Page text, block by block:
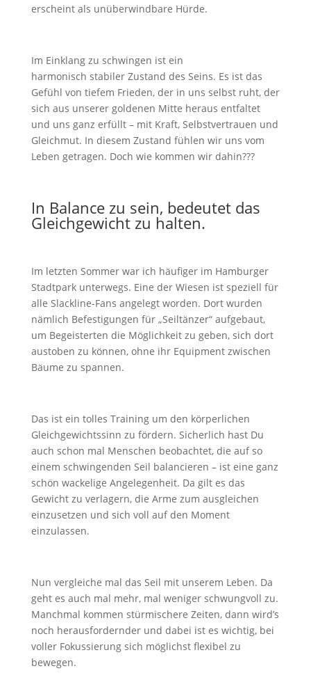
erscheint als unüberwindbare Hürde.
Im Einklang zu schwingen ist ein
harmonisch stabiler Zustand des Seins. Es ist das
Gefühl von tiefem Frieden, der in uns selbst ruht, der
sich aus unserer goldenen Mitte heraus entfaltet
und uns ganz erfüllt – mit Kraft, Selbstvertrauen und
Gleichmut. In diesem Zustand fühlen wir uns vom
Leben getragen. Doch wie kommen wir dahin???
In Balance zu sein, bedeutet das
Gleichgewicht zu halten.
Im letzten Sommer war ich häufiger im Hamburger
Stadtpark unterwegs. Eine der Wiesen ist speziell für
alle Slackline-Fans angelegt worden. Dort wurden
nämlich Befestigungen für „Seiltänzer“ aufgebaut,
um Begeisterten die Möglichkeit zu geben, sich dort
austoben zu können, ohne ihr Equipment zwischen
Bäume zu spannen.
Das ist ein tolles Training um den körperlichen
Gleichgewichtssinn zu fördern. Sicherlich hast Du
auch schon mal Menschen beobachtet, die auf so
einem schwingenden Seil balancieren – ist eine ganz
schön wackelige Angelegenheit. Da gilt es das
Gewicht zu verlagern, die Arme zum ausgleichen
einzusetzen und sich voll auf den Moment
einzulassen.
Nun vergleiche mal das Seil mit unserem Leben. Da
geht es auch mal mehr, mal weniger schwungvoll zu.
Manchmal kommen stürmischere Zeiten, dann wird’s
noch herausfordernder und dabei ist es wichtig, bei
voller Fokussierung sich möglichst flexibel zu
bewegen.